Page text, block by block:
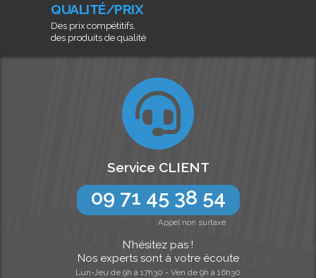
QUALITÉ/PRIX
Des prix compétitifs,
des produits de qualité
Service CLIENT
09 71 45 38 54
Appel non surtaxé
N’hésitez pas !
Nos experts sont à votre écoute
Lun-Jeu de 9h à 17h30 - Ven de 9h à 16h30